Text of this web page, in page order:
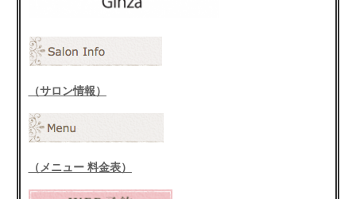
（サロン情報）
（メニュー 料金表）